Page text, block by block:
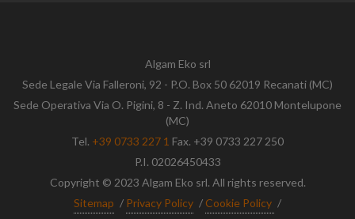
Algam Eko srl
Sede Legale Via Falleroni, 92 - P.O. Box 50 62019 Recanati (MC)
Sede Operativa Via O. Pigini, 8 - Z. Ind. Aneto 62010 Montelupone
(MC)
Tel. +39 0733 227 1 Fax. +39 0733 227 250
P.I. 02026450433
Copyright © 2023 Algam Eko srl. All rights reserved.
Sitemap / Privacy Policy / Cookie Policy /